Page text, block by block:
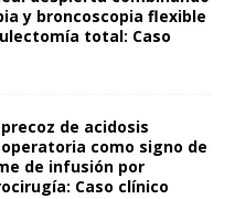
y broncoscopia flexible
total: Caso
de acidosis
como signo de
de infusión por
Caso clínico